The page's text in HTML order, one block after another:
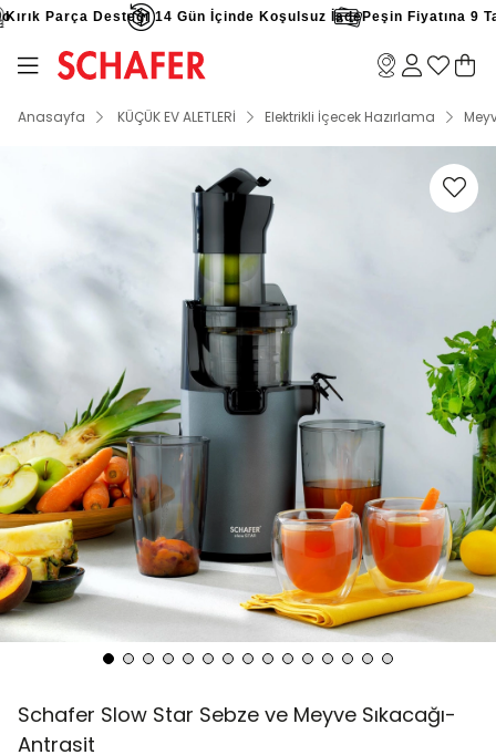
Parça Desteği 14 Gün İçinde Koşulsuz İadePeşin Fiyatına 9
Anasayfa KÜÇÜK EV ALETLERİ Elektrikli İçecek Hazırlama
Schafer Slow Star Sebze ve Meyve Sıkacağı-
Antrasit